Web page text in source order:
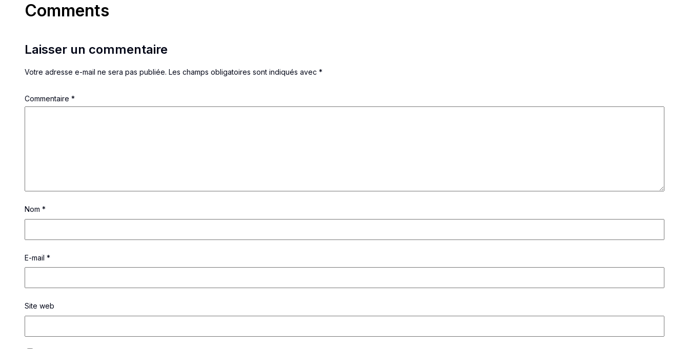
Comments
Laisser un commentaire
Votre adresse e-mail ne sera pas publiée. Les champs obligatoires sont indiqués avec *
Commentaire *
Nom *
E-mail *
Site web